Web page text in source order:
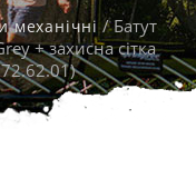
механічні/ Батут
+ захисна сітка